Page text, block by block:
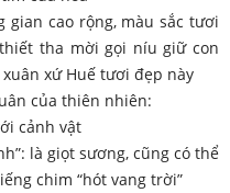
cao rộng, màu sắc tươi
tha mời gọi níu giữ con
xứ Huế tươi đẹp này
của thiên nhiên:
cảnh vật
là giọt sương, cũng có thể
chim “hót vang trời”